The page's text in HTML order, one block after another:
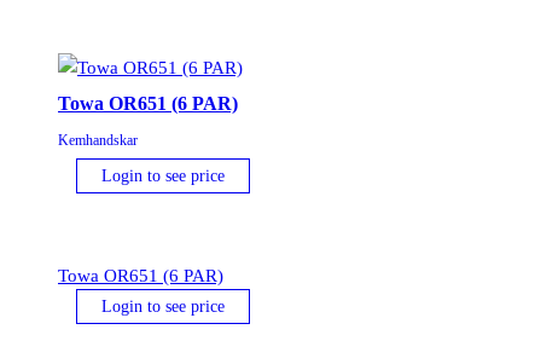
Towa OR651 (6 PAR)
Kemhandskar
Login to see price
Towa OR651 (6 PAR)
Login to see price